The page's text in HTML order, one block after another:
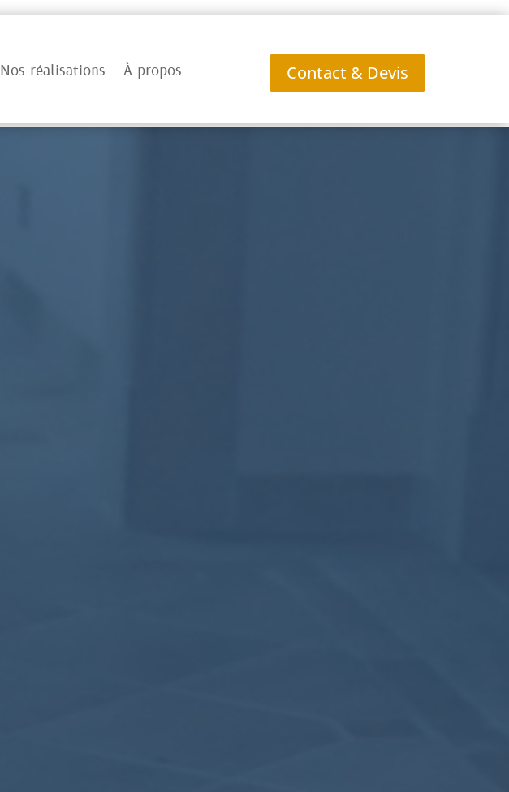
Nos réalisations À propos Contact & Devis